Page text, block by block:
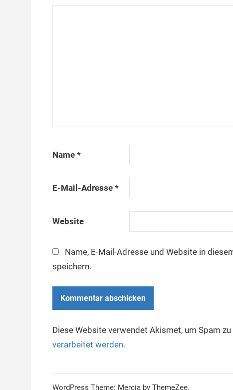
Name *
E-Mail-Adresse *
Website
Name, E-Mail-Adresse und Website in
speichern.
Diese Website verwendet Akismet, um Spam zu
verarbeitet werden.
WordPress Theme: Mercia by ThemeZee.